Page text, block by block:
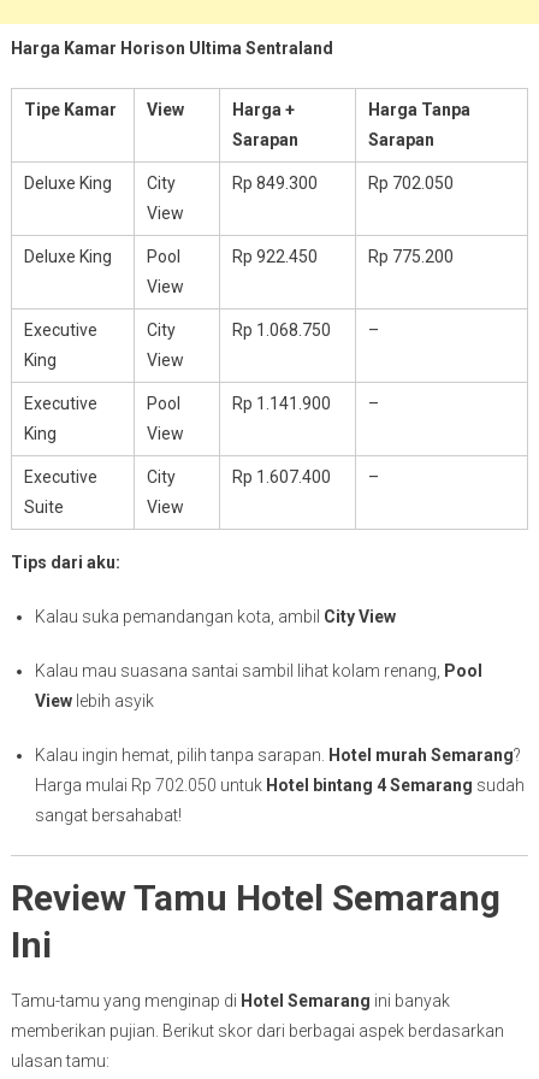
Harga Kamar Horison Ultima Sentraland
Tipe Kamar View
Harga +
Sarapan
Harga Tanpa
Sarapan
Deluxe King
City
View
Rp 849.300 Rp 702.050
Deluxe King
Pool
View
Rp 922.450 Rp 775.200
Executive
King
City
View
Rp 1.068.750 –
Executive
King
Pool
View
Rp 1.141.900 –
Executive
Suite
City
View
Rp 1.607.400 –
Tips dari aku:
Kalau suka pemandangan kota, ambil City View
Kalau mau suasana santai sambil lihat kolam renang, Pool
Viewlebih asyik
Kalau ingin hemat, pilih tanpa sarapan. Hotel murah Semarang?
Harga mulai Rp 702.050 untuk Hotel bintang 4 Semarang sudah
sangat bersahabat!
Review Tamu Hotel Semarang
Ini
Tamu-tamu yang menginap di Hotel Semarang ini banyak
memberikan pujian. Berikut skor dari berbagai aspek berdasarkan
ulasan tamu: